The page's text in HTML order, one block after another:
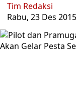
Tim Redaksi
Rabu, 23 Des